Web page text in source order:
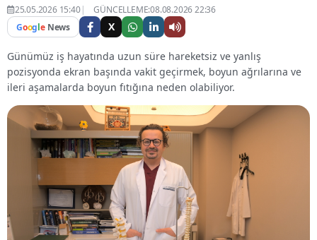
25.05.2026 15:40
GÜNCELLEME:08.08.2026 22:36
Google News X
Günümüz iş hayatında uzun süre hareketsiz ve yanlış
pozisyonda ekran başında vakit geçirmek, boyun ağrılarına ve
ileri aşamalarda boyun fıtığına neden olabiliyor.